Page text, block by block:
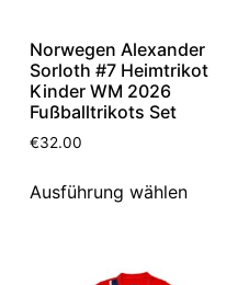
Norwegen Alexander
Sorloth #7 Heimtrikot
Kinder WM 2026
Fußballtrikots Set
€32.00
Ausführung wählen